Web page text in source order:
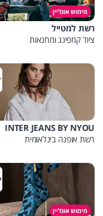
מימוש אונליין
רשת למטייל
ציוד קמפינג ומחנאות
INTER JEANS BY NYOU
רשת אופנה בינלאומית
מימוש אונליין